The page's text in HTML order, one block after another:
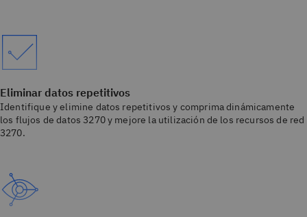
Eliminar datos repetitivos
Identifique y elimine datos repetitivos y comprima dinámicamente
los flujos de datos 3270 y mejore la utilización de los recursos de red
3270.